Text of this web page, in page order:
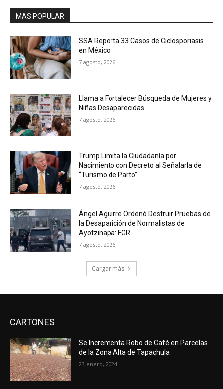
MAS POPULAR
SSA Reporta 33 Casos de Ciclosporiasis
en México
7 agosto, 2026
Llama a Fortalecer Búsqueda de Mujeres y
Niñas Desaparecidas
7 agosto, 2026
Trump Limita la Ciudadanía por
Nacimiento con Decreto al Señalarla de
“Turismo de Parto”
7 agosto, 2026
Ángel Aguirre Ordenó Destruir Pruebas de
la Desaparición de Normalistas de
Ayotzinapa: FGR
7 agosto, 2026
Cargar más
CARTONES
Se Incrementa Robo de Café en Parcelas
de la Zona Alta de Tapachula
23 enero, 2024